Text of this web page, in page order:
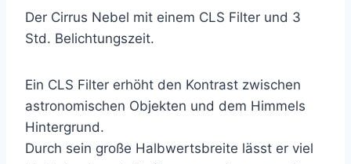
Der Cirrus Nebel mit einem CLS Filter und 3
Std. Belichtungszeit.
Ein CLS Filter erhöht den Kontrast zwischen
astronomischen Objekten und dem Himmels
Hintergrund.
Durch sein große Halbwertsbreite lässt er viel